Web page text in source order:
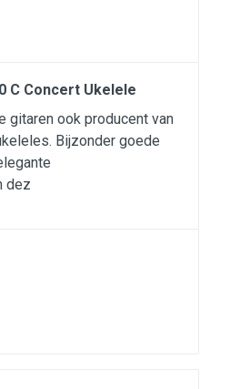
C Concert Ukelele
gitaren ook producent van
Bijzonder goede
dez